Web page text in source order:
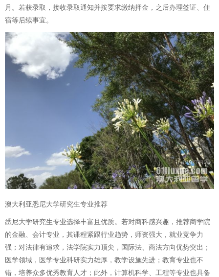
月。若获录取，接收录取通知并按要求缴纳押金，之后办理签证、住
宿等后续事宜。
澳大利亚悉尼大学研究生专业推荐
悉尼大学研究生专业选择丰富且优质。若对商科感兴趣，推荐商学院
的金融、会计专业，其课程紧跟行业趋势，师资强大，就业竞争力
强；对法律有追求，法学院实力顶尖，国际法、商法方向优势突出；
医学领域，医学专业科研实力雄厚，教学设施先进；教育专业也不
错，培养众多优秀教育人才；此外，计算机科学、工程等专业也具备